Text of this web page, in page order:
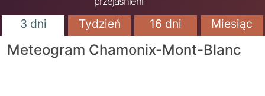
3 dni Tydzień 16 dni Miesiąc
Meteogram Chamonix-Mont-Blanc